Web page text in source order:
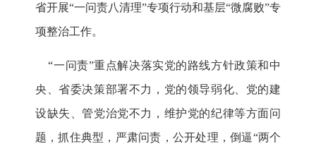
省开展“一问责八清理”专项行动和基层“微腐败”专
项整治工作。
“一问责”重点解决落实党的路线方针政策和中
央、省委决策部署不力，党的领导弱化、党的建
设缺失、管党治党不力，维护党的纪律等方面问
题，抓住典型，严肃问责，公开处理，倒逼“两个